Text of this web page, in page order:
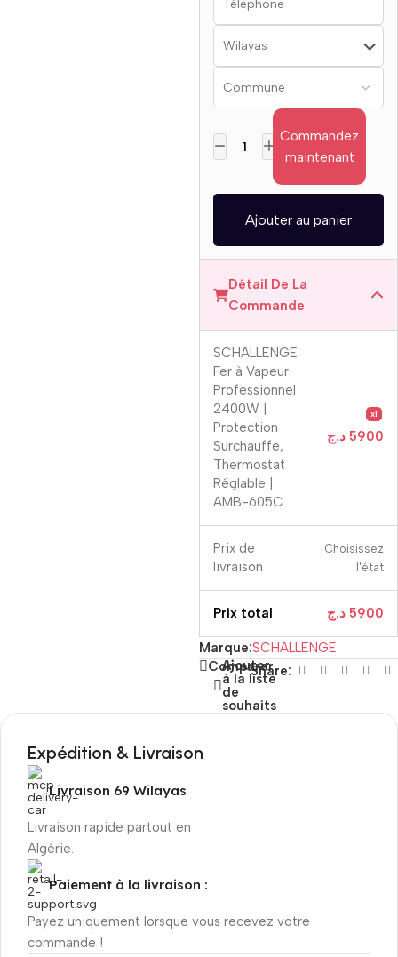
Commandez
maintenant
Ajouter au panier
Détail De La
Commande
SCHALLENGE
Fer à Vapeur
Professionnel
2400W |
Protection
Surchauffe,
Thermostat
Réglable |
AMB-605C
x1
5900 د.ج
Prix ​​de
livraison
Choisissez
l'état
Prix ​​total 5900 د.ج
Marque:SCHALLENGE
Comparer
Ajouter
à la liste
de
souhaits
Share:
Expédition & Livraison
Livraison 69 Wilayas
Livraison rapide partout en
Algérie.
Paiement à la livraison :
Payez uniquement lorsque vous recevez votre
commande !